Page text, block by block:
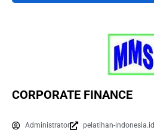
CORPORATE FINANCE
Administrator pelatihan-indonesia.id